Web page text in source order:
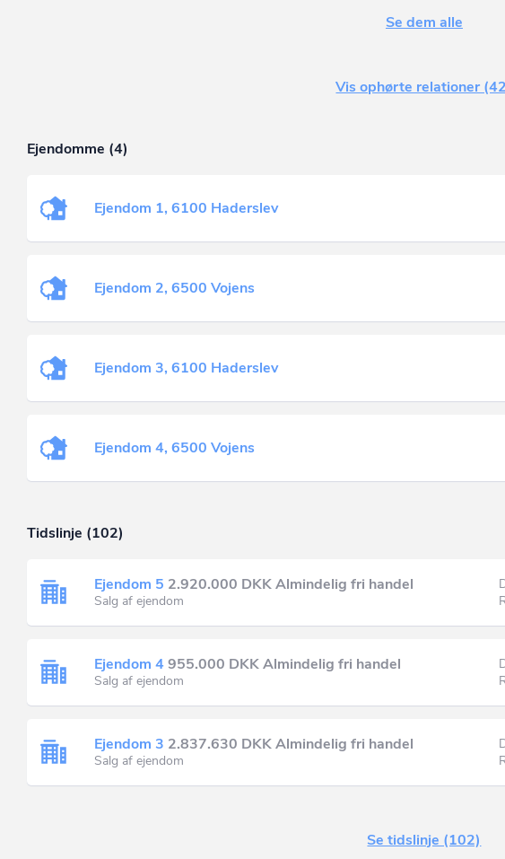
Se dem alle
Vis ophørte relationer
Ejendomme (4)
Ejendom 1, 6100 Haderslev
Ejendom 2, 6500 Vojens
Ejendom 3, 6100 Haderslev
Ejendom 4, 6500 Vojens
Tidslinje (102)
Ejendom 5 2.920.000 DKK Almindelig fri handel
Salg af ejendom
Ejendom 4955.000 DKK Almindelig fri handel
Salg af ejendom
Ejendom 3 2.837.630 DKK Almindelig fri handel
Salg af ejendom
Se tidslinje (102)